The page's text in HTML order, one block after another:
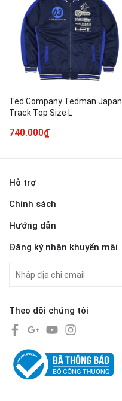
Ted Company Tedman Japan
Track Top Size L
740.000₫
Hỗ trợ
Chính sách
Hướng dẫn
Đăng ký nhận khuyến mãi
Theo dõi chúng tôi